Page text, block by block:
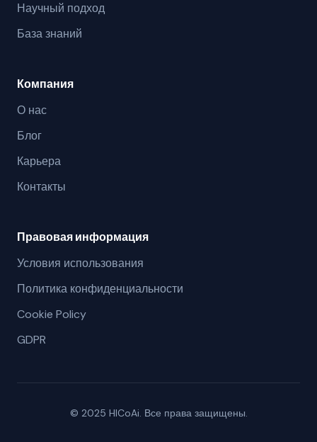
Научный подход
База знаний
Компания
О нас
Блог
Карьера
Контакты
Правовая информация
Условия использования
Политика конфиденциальности
Cookie Policy
GDPR
© 2025 HlCoAi. Все права защищены.